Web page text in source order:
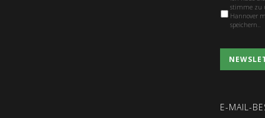
stimme zu
Hannover
speichern..
E-MAIL-